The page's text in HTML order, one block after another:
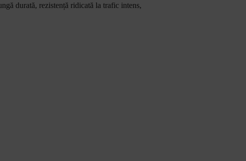
durată, rezistență ridicată la trafic intens,